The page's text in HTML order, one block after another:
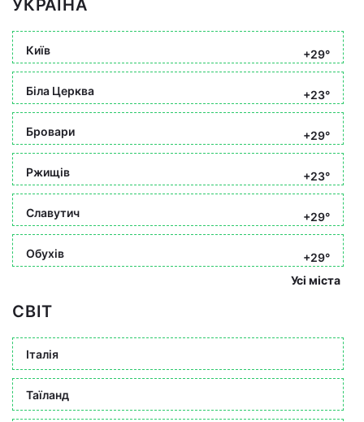
УКРАЇНА
Київ +29°
Біла Церква +23°
Бровари +29°
Ржищів +23°
Славутич +29°
Обухів
+29°
Усі міста
СВІТ
Італія
Таїланд